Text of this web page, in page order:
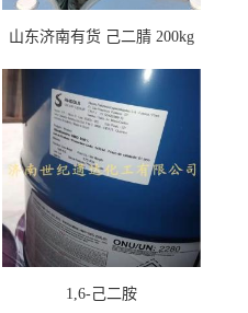
山东济南有货 己二腈 200kg
1,6-己二胺